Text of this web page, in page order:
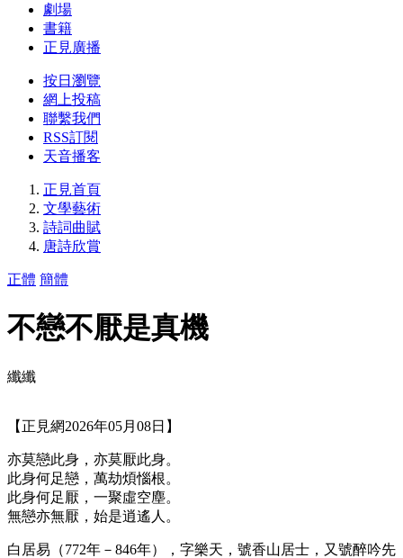
劇場
書籍
正見廣播
按日瀏覽
網上投稿
聯繫我們
RSS訂閱
天音播客
正見首頁
文學藝術
詩詞曲賦
唐詩欣賞
正體 簡體
不戀不厭是真機
纖纖
【正見網2026年05月08日】
亦莫戀此身，亦莫厭此身。
此身何足戀，萬劫煩惱根。
此身何足厭，一聚虛空塵。
無戀亦無厭，始是逍遙人。
白居易（772年－846年），字樂天，號香山居士，又號醉吟先